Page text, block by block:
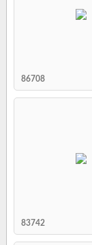
86708
83742